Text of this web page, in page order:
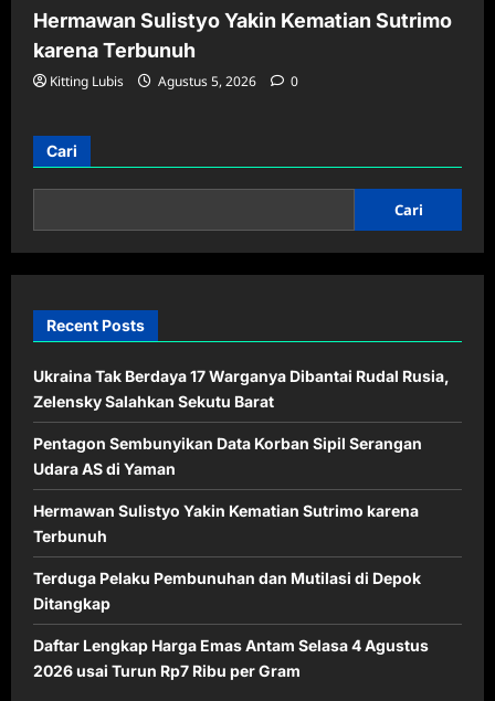
Hermawan Sulistyo Yakin Kematian Sutrimo
karena Terbunuh
Kitting Lubis Agustus 5, 2026 0
Cari
Cari
Recent Posts
Ukraina Tak Berdaya 17 Warganya Dibantai Rudal Rusia,
Zelensky Salahkan Sekutu Barat
Pentagon Sembunyikan Data Korban Sipil Serangan
Udara AS di Yaman
Hermawan Sulistyo Yakin Kematian Sutrimo karena
Terbunuh
Terduga Pelaku Pembunuhan dan Mutilasi di Depok
Ditangkap
Daftar Lengkap Harga Emas Antam Selasa 4 Agustus
2026 usai Turun Rp7 Ribu per Gram